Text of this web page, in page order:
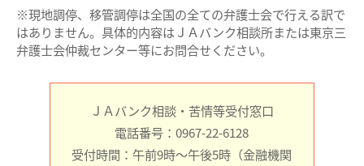
※現地調停、移管調停は全国の全ての弁護士会で行える訳で
はありません。具体的内容はＪＡバンク相談所または東京三
弁護士会仲裁センター等にお問合せください。
ＪＡバンク相談・苦情等受付窓口
電話番号：0967-22-6128
受付時間：午前9時～午後5時（金融機関